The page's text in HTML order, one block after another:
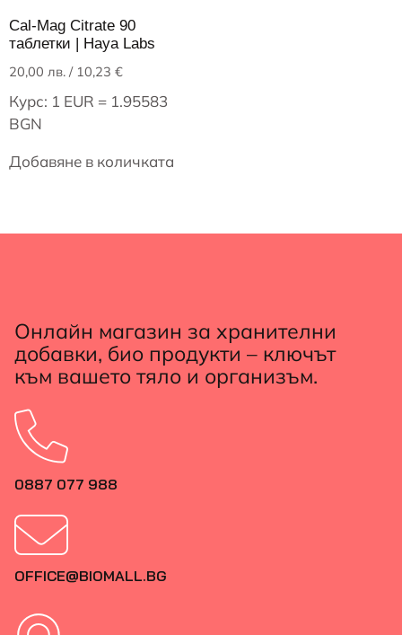
Cal-Mag Citrate 90
таблетки | Haya Labs
20,00 лв. / 10,23 €
Курс: 1 EUR = 1.95583
BGN
Добавяне в количката
Онлайн магазин за хранителни
добавки, био продукти – ключът
към вашето тяло и организъм.
0887 077 988
OFFICE@BIOMALL.BG